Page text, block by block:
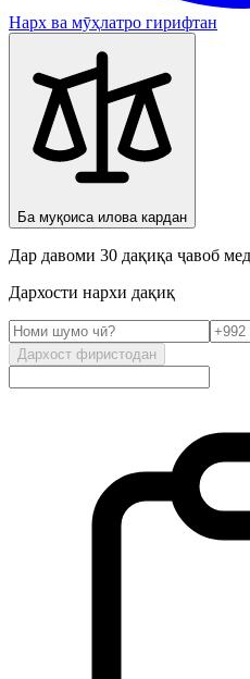
Нарх ва мӯҳлатро гирифтан
Ба муқоиса илова кардан
Дар давоми 30 дақиқа ҷавоб
Дархости нархи дақиқ
Дархост фиристодан